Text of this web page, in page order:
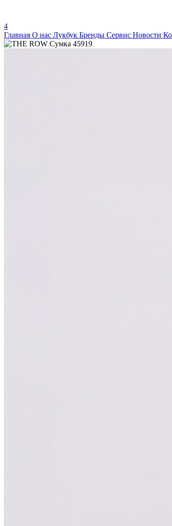
4
Главная О нас Лукбук Бренды Сервис Новости